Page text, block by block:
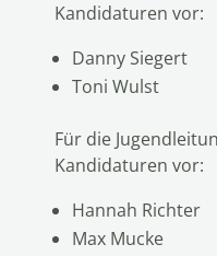
Kandidaturen vor:
Danny Siegert
Toni Wulst
Für die
Kandidaturen vor:
Hannah Richter
Max Mucke